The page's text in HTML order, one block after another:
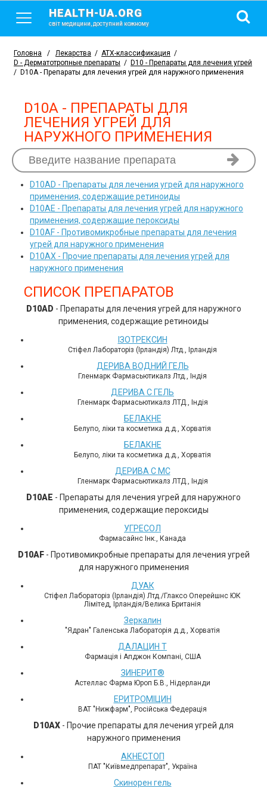
HEALTH-UA.ORG
світ медицини, доступний кожному
Головна / Лекарства / АТХ-классификация /
D - Дерматотропные препараты / D10 - Препараты для лечения угрей
/ D10A - Препараты для лечения угрей для наружного применения
D10A - ПРЕПАРАТЫ ДЛЯ
ЛЕЧЕНИЯ УГРЕЙ ДЛЯ
НАРУЖНОГО ПРИМЕНЕНИЯ
D10AD - Препараты для лечения угрей для наружного
применения, содержащие ретиноиды
D10AE - Препараты для лечения угрей для наружного
применения, содержащие пероксиды
D10AF - Противомикробные препараты для лечения
угрей для наружного применения
D10AX - Прочие препараты для лечения угрей для
наружного применения
СПИСОК ПРЕПАРАТОВ
D10AD - Препараты для лечения угрей для наружного
применения, содержащие ретиноиды
ІЗОТРЕКСИН
Стіфел Лабораторіз (Ірландія) Лтд., Ірландія
ДЕРИВА ВОДНИЙ ГЕЛЬ
Гленмарк Фармасьютикалз Лтд., Індія
ДЕРИВА С ГЕЛЬ
Гленмарк Фармасьютикалз ЛТД., Індія
БЕЛАКНЕ
Белупо, ліки та косметика д.д., Хорватія
БЕЛАКНЕ
Белупо, ліки та косметика д.д., Хорватія
ДЕРИВА С МС
Гленмарк Фармасьютикалз ЛТД., Індія
D10AE - Препараты для лечения угрей для наружного
применения, содержащие пероксиды
УГРЕСОЛ
Фармасайнс Інк., Канада
D10AF- Противомикробные препараты для лечения угрей
для наружного применения
ДУАК
Стіфел Лабораторіз (Ірландія) Лтд./Глаксо Оперейшнс ЮК
Лімітед, Ірландія/Велика Британія
Зеркалин
"Ядран" Галенська Лабораторія д.д., Хорватія
ДАЛАЦИН Т
Фармація і Апджон Компані, США
ЗИНЕРИТ®
Астеллас Фарма Юроп Б.В., Нідерланди
ЕРИТРОМІЦИН
ВАТ "Нижфарм", Російська Федерація
D10AX - Прочие препараты для лечения угрей для
наружного применения
АКНЕСТОП
ПАТ "Київмедпрепарат", Україна
Скинорен гель